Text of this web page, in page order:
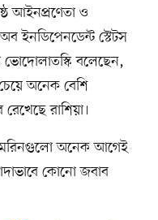
আইনপ্রণেতা ও
ইনডিপেনডেন্ট স্টেটস
বলেছেন,
অনেক বেশি
রাশিয়া।
অনেক আগেই
কোনো জবাব